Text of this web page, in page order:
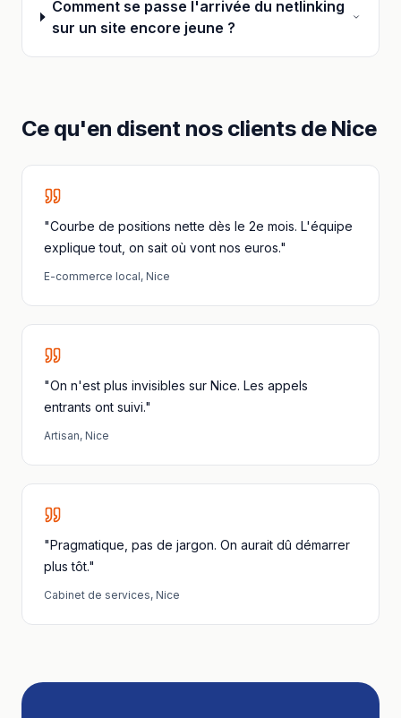
Comment se passe l'arrivée du netlinking
sur un site encore jeune ?
Ce qu'en disent nos clients de Nice
"Courbe de positions nette dès le 2e mois. L'équipe
explique tout, on sait où vont nos euros."
E-commerce local, Nice
"On n'est plus invisibles sur Nice. Les appels
entrants ont suivi."
Artisan, Nice
"Pragmatique, pas de jargon. On aurait dû démarrer
plus tôt."
Cabinet de services, Nice